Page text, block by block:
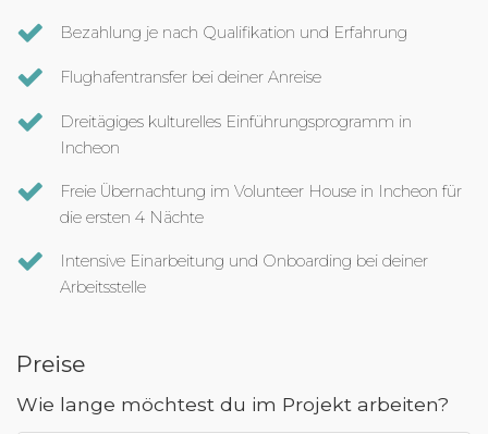
Bezahlung je nach Qualifikation und Erfahrung
Flughafentransfer bei deiner Anreise
Dreitägiges kulturelles Einführungsprogramm in
Incheon
Freie Übernachtung im Volunteer House in Incheon für
die ersten 4 Nächte
Intensive Einarbeitung und Onboarding bei deiner
Arbeitsstelle
Preise
Wie lange möchtest du im Projekt arbeiten?